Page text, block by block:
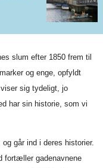
slum efter 1850 frem til
og enge, opfyldt
sig tydeligt, jo
har sin historie, som vi
går ind i deres historier.
fortæller gadenavnene